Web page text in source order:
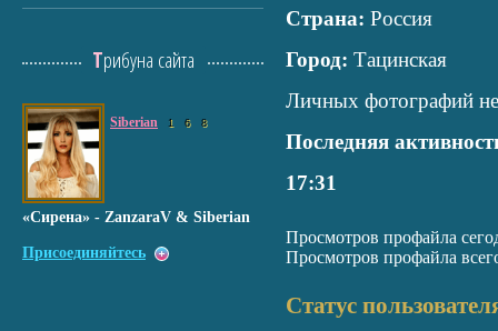
Страна: Россия
Город: Тацинская
Личных фотографий
Последняя
17:31
Просмотров профайла
Просмотров профайла
Статус
Трибуна сайта
Siberian 1 6 8
«Сирена» - ZanzaraV & Siberian
Присоединяйтесь